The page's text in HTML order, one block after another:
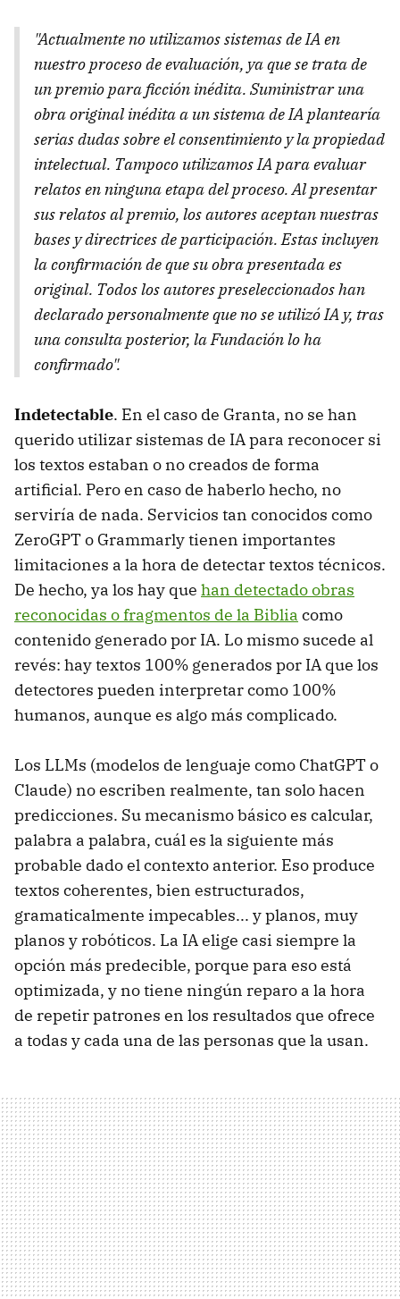
"Actualmente no utilizamos sistemas de IA en
nuestro proceso de evaluación, ya que se trata de
un premio para ficción inédita. Suministrar una
obra original inédita a un sistema de IA plantearía
serias dudas sobre el consentimiento y la propiedad
intelectual. Tampoco utilizamos IA para evaluar
relatos en ninguna etapa del proceso. Al presentar
sus relatos al premio, los autores aceptan nuestras
bases y directrices de participación. Estas incluyen
la confirmación de que su obra presentada es
original. Todos los autores preseleccionados han
declarado personalmente que no se utilizó IA y, tras
una consulta posterior, la Fundación lo ha
confirmado".
Indetectable. En el caso de Granta, no se han
querido utilizar sistemas de IA para reconocer si
los textos estaban o no creados de forma
artificial. Pero en caso de haberlo hecho, no
serviría de nada. Servicios tan conocidos como
ZeroGPT o Grammarly tienen importantes
limitaciones a la hora de detectar textos técnicos.
De hecho, ya los hay que han detectado obras
reconocidas o fragmentos de la Biblia como
contenido generado por IA. Lo mismo sucede al
revés: hay textos 100% generados por IA que los
detectores pueden interpretar como 100%
humanos, aunque es algo más complicado.
Los LLMs (modelos de lenguaje como ChatGPT o
Claude) no escriben realmente, tan solo hacen
predicciones. Su mecanismo básico es calcular,
palabra a palabra, cuál es la siguiente más
probable dado el contexto anterior. Eso produce
textos coherentes, bien estructurados,
gramaticalmente impecables... y planos, muy
planos y robóticos. La IA elige casi siempre la
opción más predecible, porque para eso está
optimizada, y no tiene ningún reparo a la hora
de repetir patrones en los resultados que ofrece
a todas y cada una de las personas que la usan.